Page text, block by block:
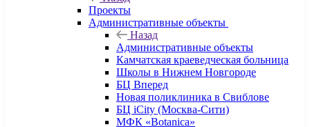
Проекты
Административные объекты
Назад
Административные объекты
Камчатская краеведческая больница
Школы в Нижнем Новгороде
БЦ Вперед
Новая поликлиника в Свиблове
БЦ iCity (Москва-Сити)
МФК «Botanica»